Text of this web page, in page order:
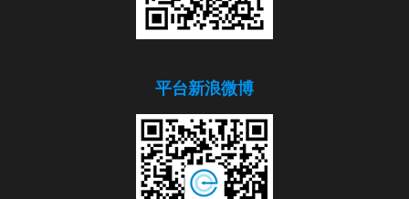
平台新浪微博